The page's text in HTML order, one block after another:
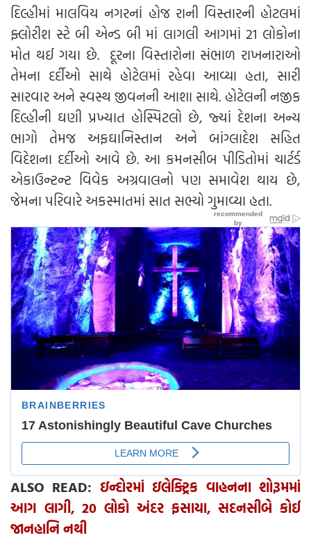
દિલ્હીમાં માલવિય નગરનાં હોજ રાની વિસ્તારની હોટલમાં
ફ્લોરીશ સ્ટે બી એન્ડ બી માં લાગલી આગમાં 21 લોકોના
મોત થઈ ગયા છે. દૂરના વિસ્તારોના સંભાળ રાખનારાઓ
તેમના દર્દીઓ સાથે હોટેલમાં રહેવા આવ્યા હતા, સારી
સારવાર અને સ્વસ્થ જીવનની આશા સાથે. હોટેલની નજીક
દિલ્હીની ઘણી પ્રખ્યાત હોસ્પિટલો છે, જ્યાં દેશના અન્ય
ભાગો તેમજ અફઘાનિસ્તાન અને બાંગ્લાદેશ સહિત
વિદેશના દર્દીઓ આવે છે. આ કમનસીબ પીડિતોમાં ચાર્ટર્ડ
એકાઉન્ટન્ટ વિવેક અગ્રવાલનો પણ સમાવેશ થાય છે,
જેમના પરિવારે અકસ્માતમાં સાત સભ્યો ગુમાવ્યા હતા.
ALSO READ: ઇન્દોરમાં ઇલેક્ટ્રિક વાહનના શોરૂમમાં
આગ લાગી, 20 લોકો અંદર ફસાયા, સદનસીબે કોઈ
જાનહાનિ નથી